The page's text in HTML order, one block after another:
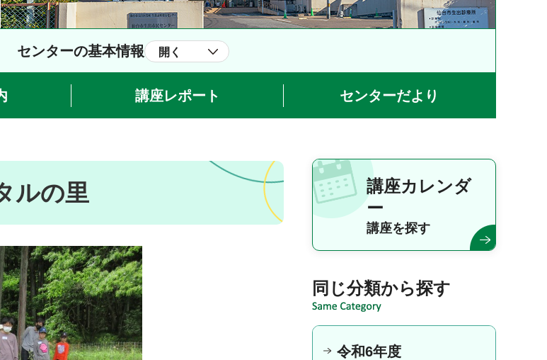
センターの基本情報 開く
講座レポート センターだより
ルの里
講座カレンダ
ー
講座を探す
同じ分類から探す
令和6年度